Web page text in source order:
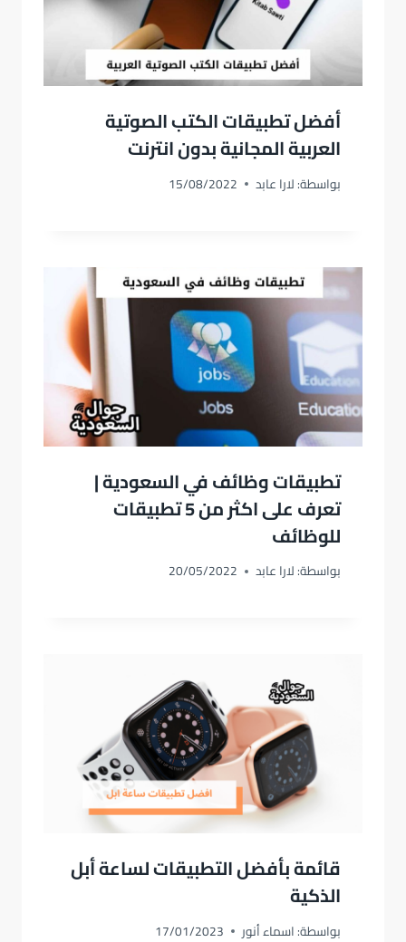
أفضل تطبيقات الكتب الصوتية
العربية المجانية بدون انترنت
بواسطة:لارا عابد 15/08/2022
تطبيقات وظائف في السعودية |
تعرف على اكثر من 5 تطبيقات
للوظائف
بواسطة:لارا عابد 20/05/2022
قائمة بأفضل التطبيقات لساعة أبل
الذكية
بواسطة:اسماء أنور 17/01/2023